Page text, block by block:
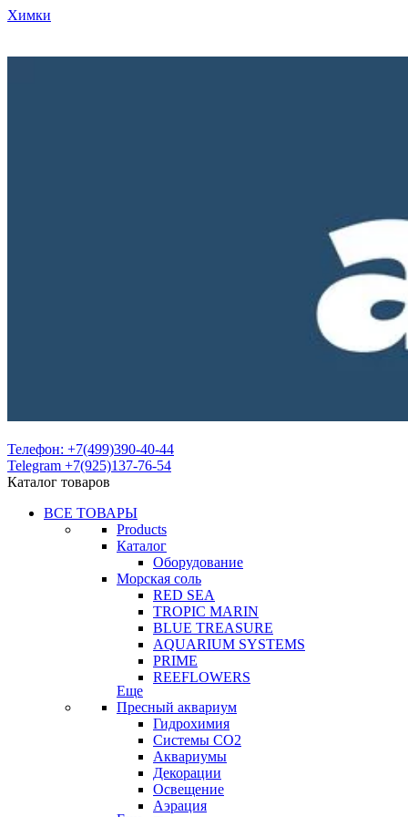
Химки
Телефон: +7(499)390-40-44
Telegram +7(925)137-76-54
Каталог товаров
ВСЕ ТОВАРЫ
Products
Каталог
Оборудование
Морская соль
RED SEA
TROPIC MARIN
BLUE TREASURE
AQUARIUM SYSTEMS
PRIME
REEFLOWERS
Еще
Пресный аквариум
Гидрохимия
Системы СО2
Аквариумы
Декорации
Освещение
Аэрация